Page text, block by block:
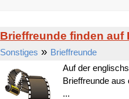
Brieffreunde finden auf
Sonstiges » Brieffreunde
Auf der
Brieffreunde aus
...